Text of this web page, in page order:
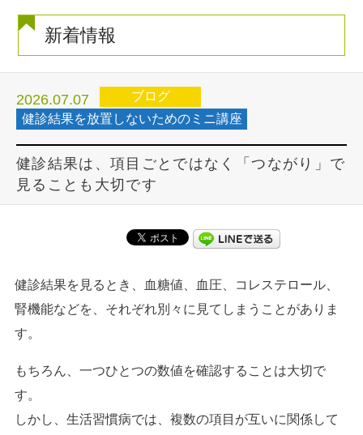
新着情報
2026.07.07
ブログ
健診結果を放置しないためのミニ講座
健診結果は、項目ごとではなく「つながり」で
見ることも大切です
健診結果を見るとき、血糖値、血圧、コレステロール、
腎機能などを、それぞれ別々に見てしまうことがありま
す。
もちろん、一つひとつの数値を確認することは大切で
す。
しかし、生活習慣病では、複数の項目が互いに関係して